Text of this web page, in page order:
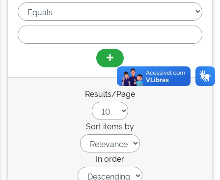
Results/Page
Sort items by
In order